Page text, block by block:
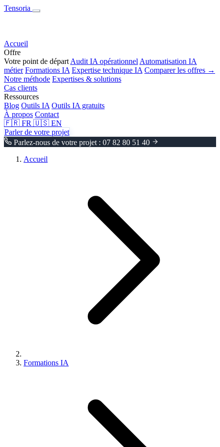
Tensoria
Accueil
Offre
Votre point de départ Audit IA opérationnel Automatisation IA
métier Formations IA Expertise technique IA Comparer les offres →
Notre méthode Expertises & solutions
Cas clients
Ressources
Blog Outils IA Outils IA gratuits
À propos Contact
🇫🇷 FR 🇺🇸 EN
Parler de votre projet
Parlez-nous de votre projet : 07 82 80 51 40
Accueil
Formations IA